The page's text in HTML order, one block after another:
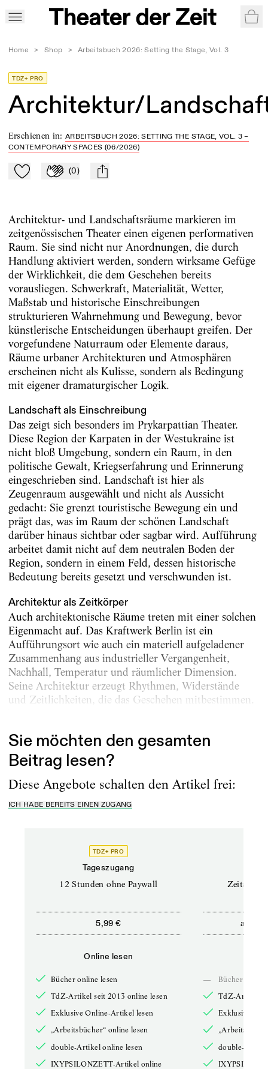
Home > Shop > Arbeitsbuch 2026: Setting the Stage, Vol. 3
TDZ+ PRO
Architektur/
Erschienen in:ARBEITSBUCH 2026: SETTING THE STAGE, VOL. 3 –
CONTEMPORARY SPACES (06/2026)
Zu Mein-TdZ hinzufügen
Applaudieren
(0) mail
Architektur- und Landschaftsräume markieren im
zeitgenössischen Theater einen eigenen performativen
Raum. Sie sind nicht nur Anordnungen, die durch
Handlung aktiviert werden, sondern wirksame Gefüge
der Wirklichkeit, die dem Geschehen bereits
vorausliegen. Schwerkraft, Materialität, Wetter,
Maßstab und historische Einschreibungen
strukturieren Wahrnehmung und Bewegung, bevor
künstlerische Entscheidungen überhaupt greifen. Der
vorgefundene Naturraum oder Elemente daraus,
Räume urbaner Architekturen und Atmosphären
erscheinen nicht als Kulisse, sondern als Bedingung
mit eigener dramaturgischer Logik.
Landschaft als Einschreibung
Das zeigt sich besonders im Prykarpattian Theater.
Diese Region der Karpaten in der Westukraine ist
nicht bloß Umgebung, sondern ein Raum, in den
politische Gewalt, Kriegserfahrung und Erinnerung
eingeschrieben sind. Landschaft ist hier als
Zeugenraum ausgewählt und nicht als Aussicht
gedacht: Sie grenzt touristische Bewegung ein und
prägt das, was im Raum der schönen Landschaft
darüber hinaus sichtbar oder sagbar wird. Aufführung
arbeitet damit nicht auf dem neutralen Boden der
Region, sondern in einem Feld, dessen historische
Bedeutung bereits gesetzt und verschwunden ist.
Architektur als Zeitkörper
Auch architektonische Räume treten mit einer solchen
Eigenmacht auf. Das Kraftwerk Berlin ist ein
Aufführungsort wie auch ein materiell aufgeladener
Zusammenhang aus industrieller Vergangenheit,
Nachhall, Temperatur und räumlicher Dimension.
Seine Architektur erzeugt Rhythmen, Widerstände
und Zeitlichkeiten, die das Geschehen mitbestimmen.
Sie möchten den gesamten
Beitrag lesen?
Diese Angebote schalten den Artikel frei:
ICH HABE BEREITS EINEN ZUGANG
TDZ+ PRO
Tageszugang
12 Stunden ohne Paywall
5,99 €
Online lesen
Bücher online lesen
TdZ-Artikel seit 2013 online lesen
Exklusive Online-Artikel lesen
„Arbeitsbücher“ online lesen
double-Artikel online lesen
IXYPSILONZETT-Artikel online
ab
—
Bücher online
TdZ-Artikel
Exklusive
double-